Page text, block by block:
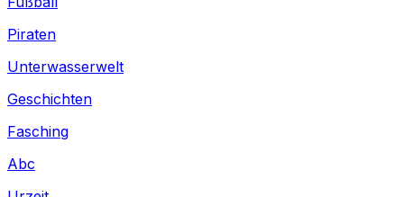
Piraten
Unterwasserwelt
Geschichten
Fasching
Abc